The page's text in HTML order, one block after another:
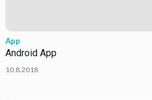
App
Android App
10.8.2018